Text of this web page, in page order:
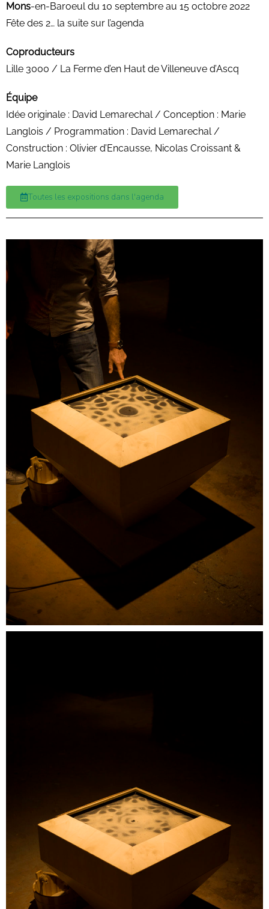
Mons-en-Baroeul du 10 septembre au 15 octobre 2022
Fête des 2… la suite sur l’agenda
Coproducteurs
Lille 3000 / La Ferme d’en Haut de Villeneuve d’Ascq
Équipe
Idée originale : David Lemarechal / Conception : Marie
Langlois / Programmation : David Lemarechal /
Construction : Olivier d’Encausse, Nicolas Croissant &
Marie Langlois
Toutes les expositions dans l'agenda